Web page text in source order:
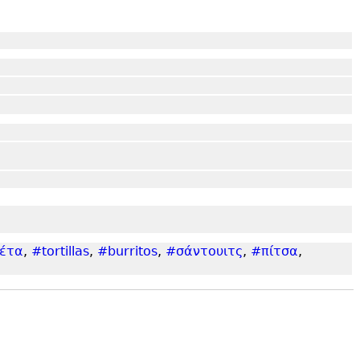
, #tortillas, #burritos, #σάντουιτς, #πίτσα,